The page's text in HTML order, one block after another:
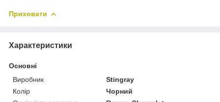
Приховати
Характеристики
Основні
Виробник
Stingray
Колір
Чорний